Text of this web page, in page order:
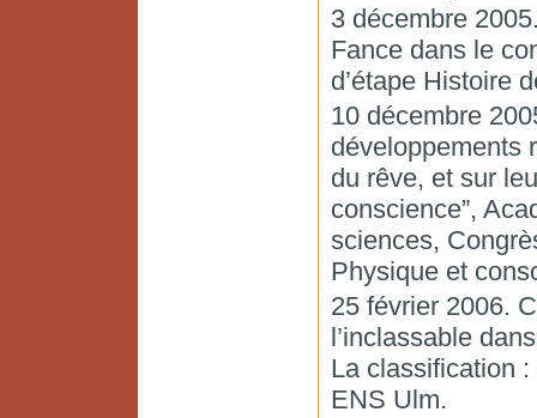
3 décembre
Fance dans le
d’étape Histoire
10 décembre
développements
du rêve, et sur
conscience”,
sciences,
Physique et
25 février 2006.
l’inclassable
La classification
ENS Ulm.